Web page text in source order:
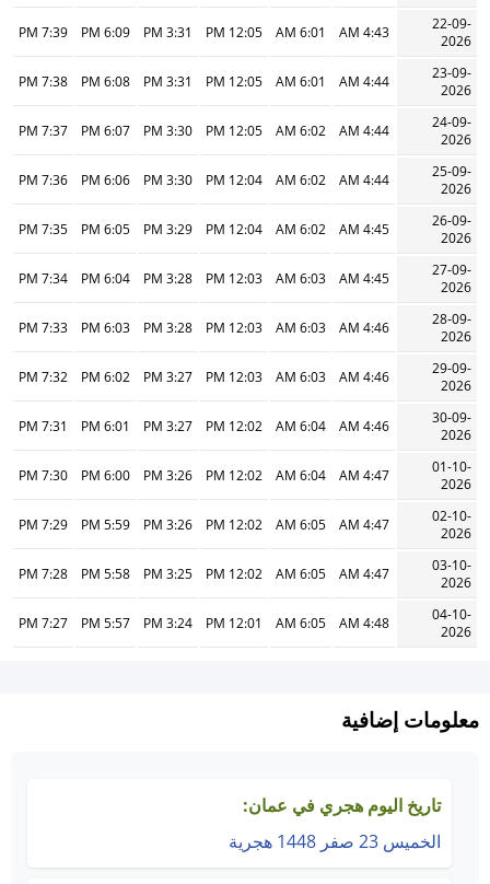
22-09-
2026
4:43 AM
6:01 AM
12:05 PM
3:31 PM
6:09 PM
7:39 PM
23-09-
2026
4:44 AM
6:01 AM
12:05 PM
3:31 PM
6:08 PM
7:38 PM
24-09-
2026
4:44 AM
6:02 AM
12:05 PM
3:30 PM
6:07 PM
7:37 PM
25-09-
2026
4:44 AM
6:02 AM
12:04 PM
3:30 PM
6:06 PM
7:36 PM
26-09-
2026
4:45 AM
6:02 AM
12:04 PM
3:29 PM
6:05 PM
7:35 PM
27-09-
2026
4:45 AM
6:03 AM
12:03 PM
3:28 PM
6:04 PM
7:34 PM
28-09-
2026
4:46 AM
6:03 AM
12:03 PM
3:28 PM
6:03 PM
7:33 PM
29-09-
2026
4:46 AM
6:03 AM
12:03 PM
3:27 PM
6:02 PM
7:32 PM
30-09-
2026
4:46 AM
6:04 AM
12:02 PM
3:27 PM
6:01 PM
7:31 PM
01-10-
2026
4:47 AM
6:04 AM
12:02 PM
3:26 PM
6:00 PM
7:30 PM
02-10-
2026
4:47 AM
6:05 AM
12:02 PM
3:26 PM
5:59 PM
7:29 PM
03-10-
2026
4:47 AM
6:05 AM
12:02 PM
3:25 PM
5:58 PM
7:28 PM
04-10-
2026
4:48 AM
6:05 AM
12:01 PM
3:24 PM
5:57 PM
7:27 PM
معلومات إضافية
تاريخ اليوم هجري في عمان:
الخميس 23 صفر 1448 هجرية